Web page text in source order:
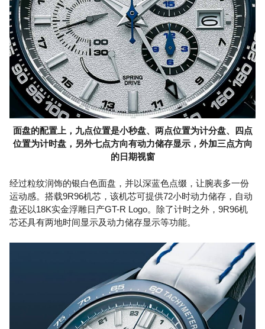
面盘的配置上，九点位置是小秒盘、两点位置为计分盘、四点
位置为计时盘，另外七点方向有动力储存显示，外加三点方向
的日期视窗
经过粒纹润饰的银白色面盘，并以深蓝色点缀，让腕表多一份
运动感。搭载9R96机芯，该机芯可提供72小时动力储存，自动
盘还以18K实金浮雕日产GT-R Logo。除了计时之外，9R96机
芯还具有两地时间显示及动力储存显示等功能。